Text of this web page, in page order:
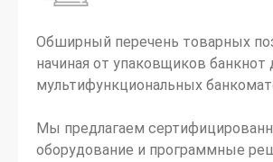
Обширный перечень товарных
начиная от упаковщиков банкнот
мультифункциональных
Мы предлагаем
оборудование и программные